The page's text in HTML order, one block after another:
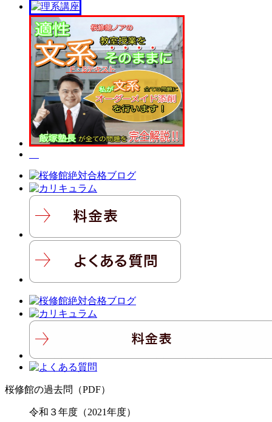
桜修館の過去問（PDF）
令和３年度（2021年度）